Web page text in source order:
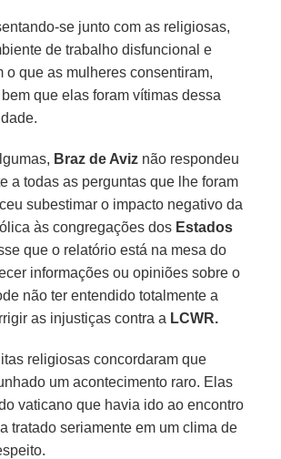
se junto com as religiosas,
de trabalho disfuncional e
o que as mulheres consentiram,
que elas foram vítimas dessa
Braz de Aviz não respondeu
a todas as perguntas que lhe foram
subestimar o impacto negativo da
às congregações dos Estados
que o relatório está na mesa do
informações ou opiniões sobre o
não ter entendido totalmente a
as injustiças contra a LCWR.
religiosas concordaram que
um acontecimento raro. Elas
vaticano que havia ido ao encontro
tratado seriamente em um clima de